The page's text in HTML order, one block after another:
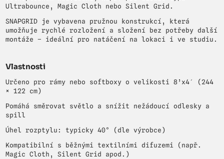
Ultrabounce, Magic Cloth nebo Silent Grid.
SNAPGRID je vybavena pružnou konstrukcí, která
umožňuje rychlé rozložení a složení bez potřeby další
montáže – ideální pro natáčení na lokaci i ve studiu.
Vlastnosti
Určeno pro rámy nebo softboxy o velikosti 8’x4′ (244
× 122 cm)
Pomáhá směrovat světlo a snížit nežádoucí odlesky a
spill
Úhel rozptylu: typicky 40° (dle výrobce)
Kompatibilní s běžnými textilními difuzemi (např.
Magic Cloth, Silent Grid apod.)